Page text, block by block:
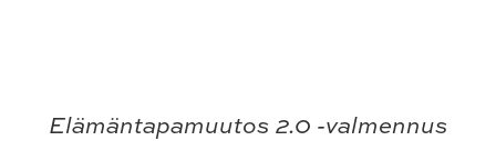
Elämäntapamuutos 2.0 -valmennus